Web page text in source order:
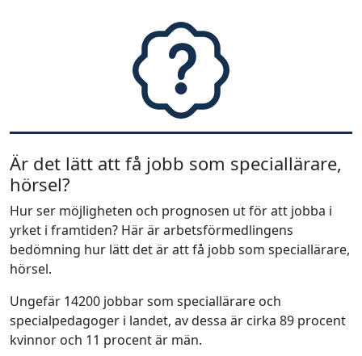
Är det lätt att få jobb som speciallärare,
hörsel?
Hur ser möjligheten och prognosen ut för att jobba i
yrket i framtiden? Här är arbetsförmedlingens
bedömning hur lätt det är att få jobb som speciallärare,
hörsel.
Ungefär 14200 jobbar som speciallärare och
specialpedagoger i landet, av dessa är cirka 89 procent
kvinnor och 11 procent är män.